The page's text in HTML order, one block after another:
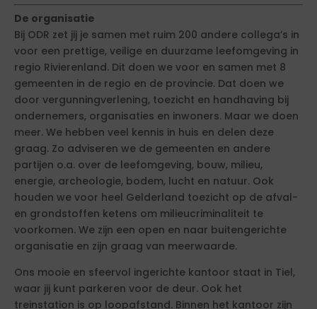
De organisatie
Bij ODR zet jij je samen met ruim 200 andere collega’s in
voor een prettige, veilige en duurzame leefomgeving in
regio Rivierenland. Dit doen we voor en samen met 8
gemeenten in de regio en de provincie. Dat doen we
door vergunningverlening, toezicht en handhaving bij
ondernemers, organisaties en inwoners. Maar we doen
meer. We hebben veel kennis in huis en delen deze
graag. Zo adviseren we de gemeenten en andere
partijen o.a. over de leefomgeving, bouw, milieu,
energie, archeologie, bodem, lucht en natuur. Ook
houden we voor heel Gelderland toezicht op de afval-
en grondstoffen ketens om milieucriminaliteit te
voorkomen. We zijn een open en naar buitengerichte
organisatie en zijn graag van meerwaarde.
Ons mooie en sfeervol ingerichte kantoor staat in Tiel,
waar jij kunt parkeren voor de deur. Ook het
treinstation is op loopafstand. Binnen het kantoor zijn